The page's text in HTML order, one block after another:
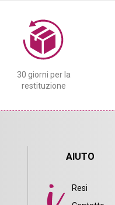
30 giorni per la
restituzione
AIUTO
Resi